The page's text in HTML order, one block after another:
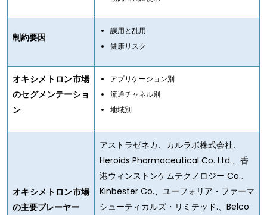
制約要因
誤用と乱用
健康リスク
オキシメトロン市場
のセグメンテーショ
ン
アプリケーション別
流通チャネル別
地域別
オキシメトロン市場
の主要プレーヤー
アストラゼネカ、カルラボ株式会社、
Heroids Pharmaceutical Co. Ltd.、香
港ウィンストンケムテクノロジー Co.、
Kinbester Co.、ユーフォリア・ファーマ
シューティカルズ・リミテッド.、Belco